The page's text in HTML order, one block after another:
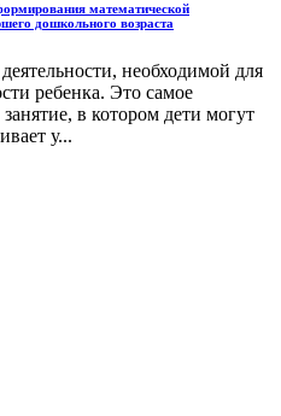
математической
дошкольного возраста
необходимой для
ребенка. Это самое
в котором дети могут
у...